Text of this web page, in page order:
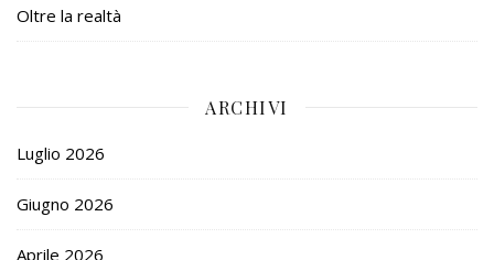
Oltre la realtà
ARCHIVI
Luglio 2026
Giugno 2026
Aprile 2026